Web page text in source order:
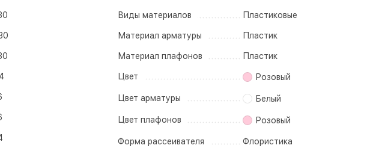
Виды материалов Пластиковые
Материал арматуры Пластик
Материал плафонов Пластик
Цвет Розовый
Цвет арматуры Белый
Цвет плафонов Розовый
Форма рассеивателя Флористика